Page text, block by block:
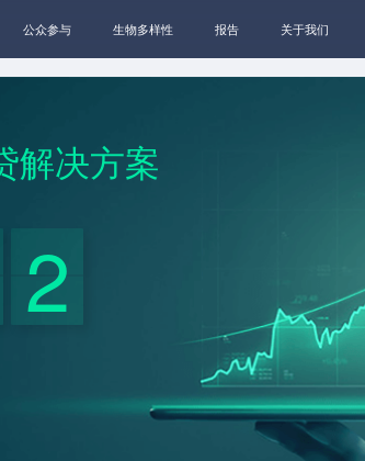
公众参与 生物多样性 报告 关于我们
解决方案
2